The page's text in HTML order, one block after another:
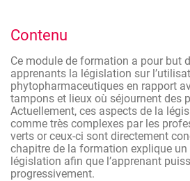
respectant les législations en
des personnes vulnérables (écoles,
part.
Types de phytolicence concernés :
Contenu
Ce module de formation a pour but
apprenants la législation sur
phytopharmaceutiques en rapport
tampons et lieux où séjournent des
Actuellement, ces aspects de la
comme très complexes par les
verts or ceux-ci sont directement
chapitre de la formation explique un
législation afin que l’apprenant
progressivement.